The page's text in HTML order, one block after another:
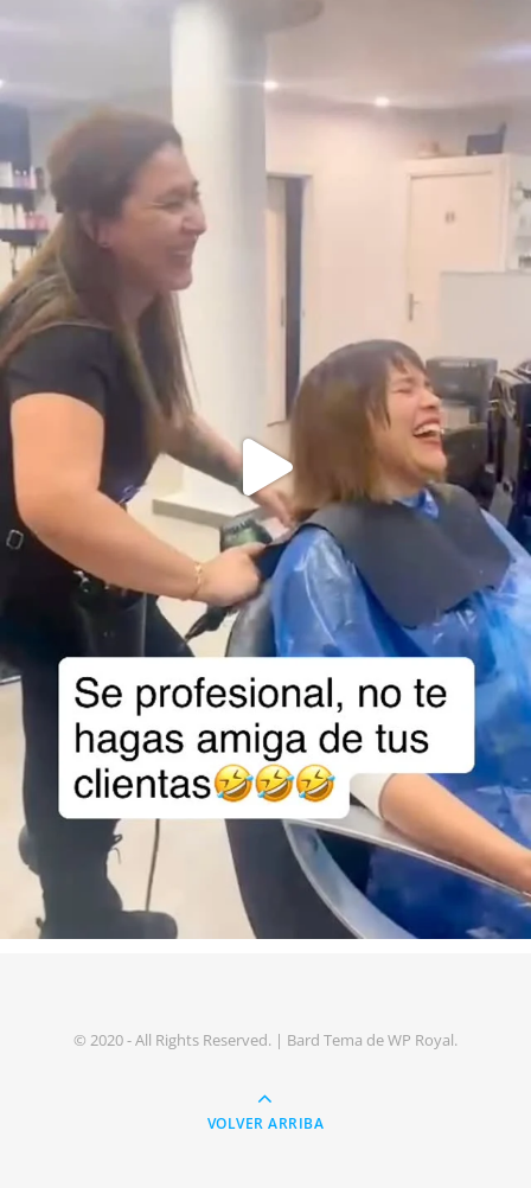
© 2020 - All Rights Reserved. | Bard Tema deWP Royal.
VOLVER ARRIBA